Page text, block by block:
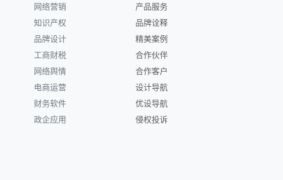
网络营销
知识产权
品牌设计
工商财税
网络舆情
电商运营
财务软件
政企应用
产品服务
品牌诠释
精美案例
合作伙伴
合作客户
设计导航
优设导航
侵权投诉